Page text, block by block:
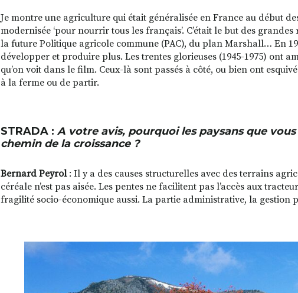
Je montre une agriculture qui était généralisée en France au début
modernisée ‘pour nourrir tous les français’. C’était le but des
la future Politique agricole commune (PAC), du plan Marshall… En
développer et produire plus. Les trentes glorieuses (1945-1975) ont
qu’on voit dans le film. Ceux-là sont passés à côté, ou bien ont
à la ferme ou de partir.
STRADA : A votre avis, pourquoi les paysans que
chemin de la croissance ?
Bernard Peyrol: Il y a des causes structurelles avec des terrains
céréale n’est pas aisée. Les pentes ne facilitent pas l’accès aux
fragilité socio-économique aussi. La partie administrative, la gestion